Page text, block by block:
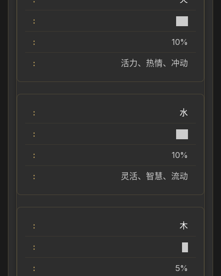
10%
活力、热情、冲动
水
10%
灵活、智慧、流动
木
5%